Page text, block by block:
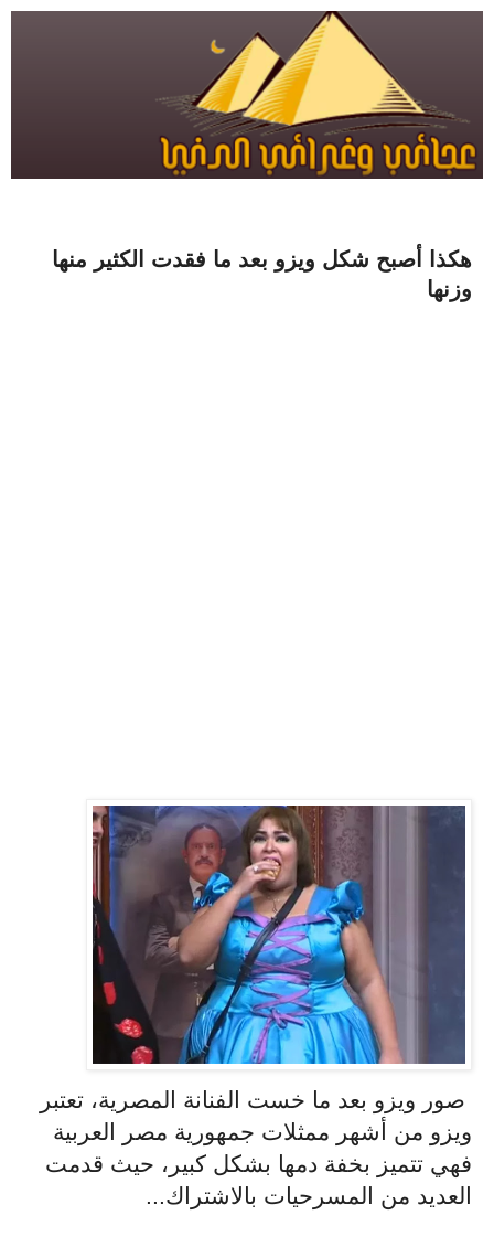
هكذا أصبح شكل ويزو بعد ما فقدت الكثير منها
وزنها
صور ويزو بعد ما خست الفنانة المصرية، تعتبر
ويزو من أشهر ممثلات جمهورية مصر العربية
فهي تتميز بخفة دمها بشكل كبير، حيث قدمت
العديد من المسرحيات بالاشتراك...